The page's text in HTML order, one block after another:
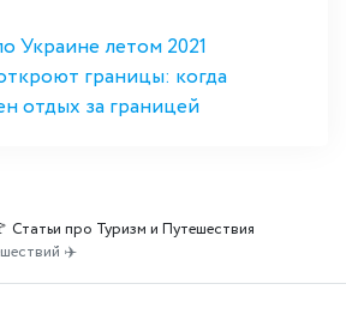
Украине летом 2021
границы: когда
отдых за границей
Статьи про Туризм и Путешествия
✈️